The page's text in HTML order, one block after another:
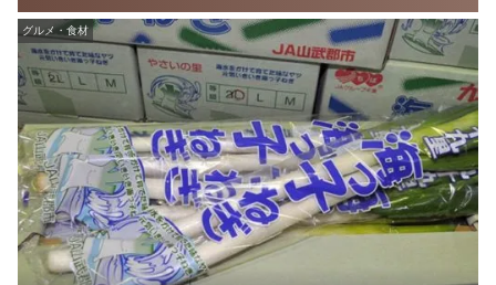
グルメ・食材